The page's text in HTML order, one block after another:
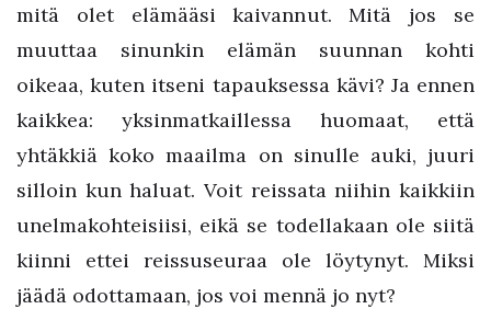
mitä olet elämääsi kaivannut. Mitä jos se
muuttaa sinunkin elämän suunnan kohti
oikeaa, kuten itseni tapauksessa kävi? Ja ennen
kaikkea: yksinmatkaillessa huomaat, että
yhtäkkiä koko maailma on sinulle auki, juuri
silloin kun haluat. Voit reissata niihin kaikkiin
unelmakohteisiisi, eikä se todellakaan ole siitä
kiinni ettei reissuseuraa ole löytynyt. Miksi
jäädä odottamaan, jos voi mennä jo nyt?